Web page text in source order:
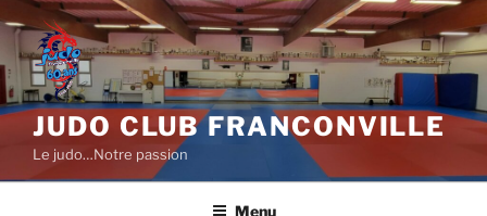
Aller
au
contenu
principal
JUDO CLUB FRANCONVILLE
Le judo…Notre passion
Menu